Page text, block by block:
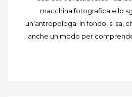
macchina fotografica e lo
un'antropologa. In fondo, si sa,
anche un modo per